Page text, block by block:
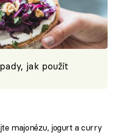
jak použít
majonézu, jogurt a curry